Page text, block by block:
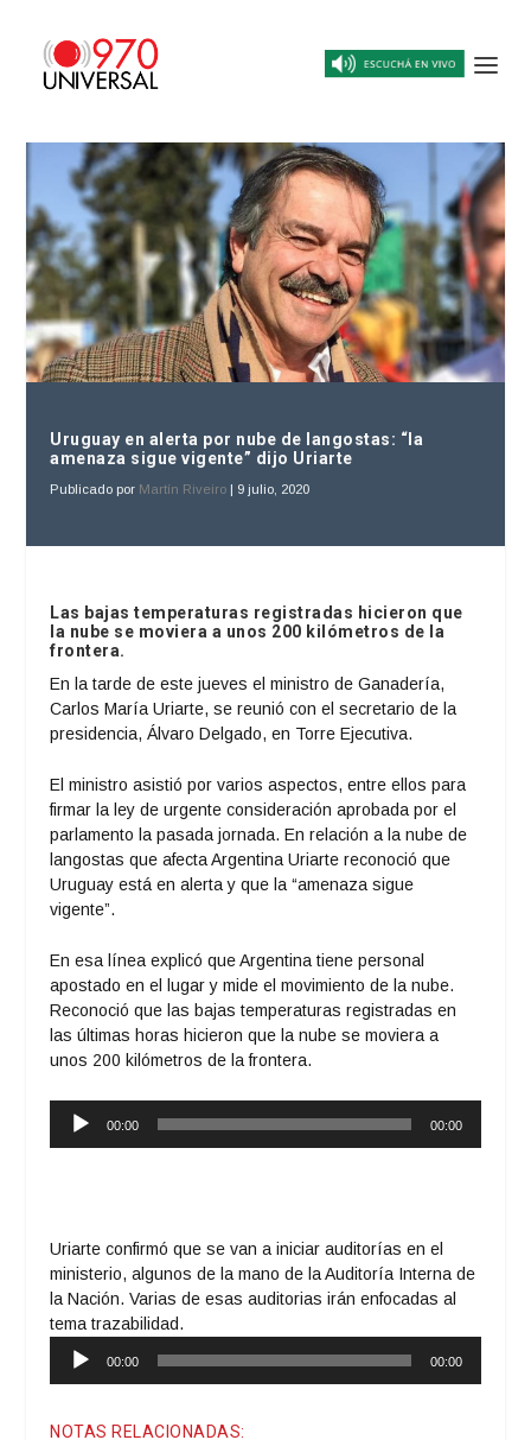
Uruguay en alerta por nube de langostas: “la
amenaza sigue vigente” dijo Uriarte
Publicado por Martín Riveiro | 9 julio, 2020
Las bajas temperaturas registradas hicieron que
la nube se moviera a unos 200 kilómetros de la
frontera.
En la tarde de este jueves el ministro de Ganadería,
Carlos María Uriarte, se reunió con el secretario de la
presidencia, Álvaro Delgado, en Torre Ejecutiva.
El ministro asistió por varios aspectos, entre ellos para
firmar la ley de urgente consideración aprobada por el
parlamento la pasada jornada. En relación a la nube de
langostas que afecta Argentina Uriarte reconoció que
Uruguay está en alerta y que la “amenaza sigue
vigente”.
En esa línea explicó que Argentina tiene personal
apostado en el lugar y mide el movimiento de la nube.
Reconoció que las bajas temperaturas registradas en
las últimas horas hicieron que la nube se moviera a
unos 200 kilómetros de la frontera.
Reproductor
00:00 00:00
Uriarte confirmó que se van a iniciar auditorías en el
ministerio, algunos de la mano de la Auditoría Interna de
la Nación. Varias de esas auditorias irán enfocadas al
tema trazabilidad.
Reproductor
00:00 00:00
NOTAS RELACIONADAS: